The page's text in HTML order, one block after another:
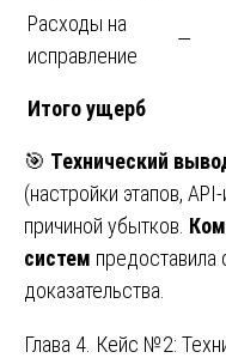
Расходы на
исправление
—
Итого ущерб
🎯 Технический
(настройки этапов,
причиной убытков.
систем предоставила
доказательства.
Глава 4. Кейс №2: